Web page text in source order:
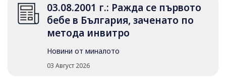
03.08.2001 г.: Ражда се първото
бебе в България, заченато по
метода инвитро
Новини от миналото
03 Август 2026